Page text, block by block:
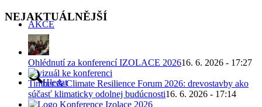
AKCE
Hledat
NEJAKTUÁLNĚJŠÍ
Ohlédnutí za konferencí IZOLACE 202616. 6. 2026 - 17:27
Timber & Climate Resilience Forum 2026: drevostavby ako
súčasť klimaticky odolnej budúcnosti16. 6. 2026 - 17:14